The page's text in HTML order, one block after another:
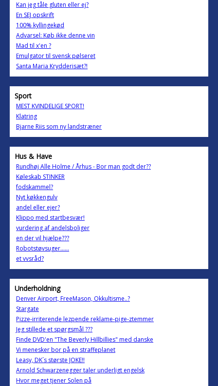
Kan jeg tåle gluten eller ej?
En SEJ opskrift
100% kyllingekød
Advarsel: Køb ikke denne vin
Mad til x'en ?
Emulgator til svensk pølseret
Santa Maria Krydderisæt?!
Sport
MEST KVINDELIGE SPORT!
Klatring
Bjarne Riis som ny landstræner
Hus & Have
Rundhøj Alle Holme / Århus - Bor man godt der??
Køleskab STINKER
fodskammel?
Nyt køkkengulv
andel eller ejer?
Klippo med startbesvær!
vurdering af andelsboliger
en der vil hjælpe???
Robotstøvsuger......
et vvsråd?
Underholdning
Denver Airport, FreeMason, Okkultisme..?
Stargate
Pizze-irriterende lezpende reklame-pige-ztemmer
Jeg stillede et spørgsmål ???
Finde DVD'en "The Beverly Hillbillies" med danske
Vi menesker bor på en straffeplanet
Leasy, DK´s største JOKE!!
Arnold Schwarzenegger taler underligt engelsk
Hvor meget tjener Solen på